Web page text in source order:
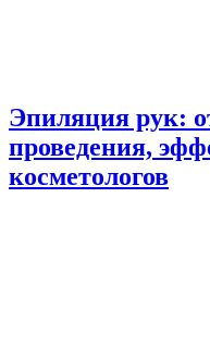
Эпиляция рук:
проведения,
косметологов